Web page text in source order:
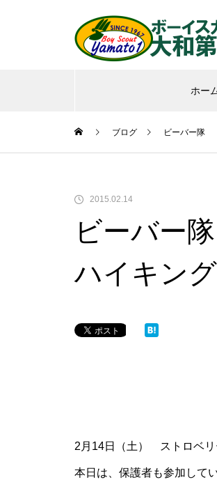
ホー
ブログ ビーバー隊
2015.02.14
ビーバー
ハイキング
2月14日（土） ストロベリ
本日は、保護者も参加して